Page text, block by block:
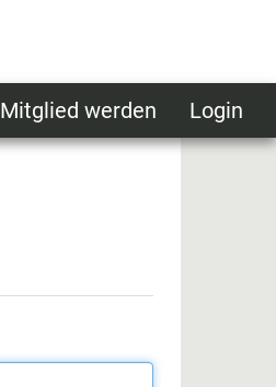
Mitglied werden Login